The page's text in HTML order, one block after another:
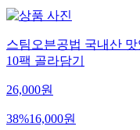
스팀오븐공법 국내산
10팩 골라담기
26,000원
38%16,000원